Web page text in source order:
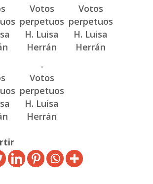
Votos
perpetuos
H. Luisa
Herrán
Votos
perpetuos
H. Luisa
Herrán
Votos
perpetuos
H. Luisa
Herrán